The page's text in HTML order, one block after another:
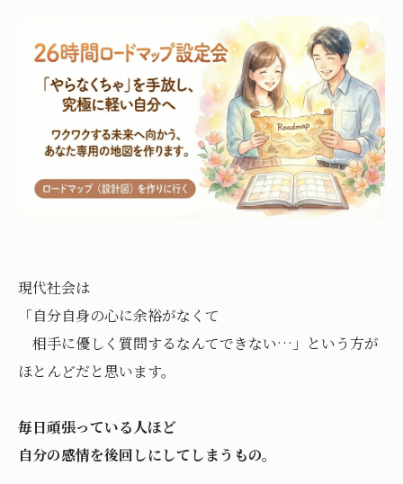
現代社会は
「自分自身の心に余裕がなくて
相手に優しく質問するなんてできない…」という方が
ほとんどだと思います。
毎日頑張っている人ほど
自分の感情を後回しにしてしまうもの。